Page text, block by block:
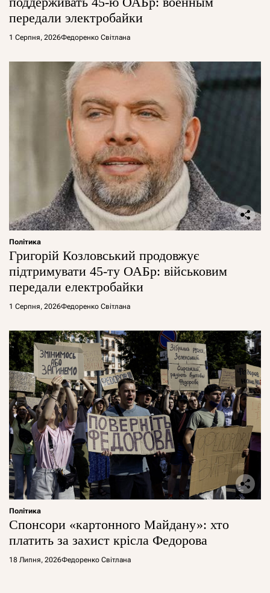
передали электробайки
1 Серпня, 2026Федоренко Світлана
Політика
Григорій Козловський продовжує
підтримувати 45-ту ОАБр: військовим
передали електробайки
1 Серпня, 2026Федоренко Світлана
Політика
Спонсори «картонного Майдану»: хто
платить за захист крісла Федорова
18 Липня, 2026Федоренко Світлана